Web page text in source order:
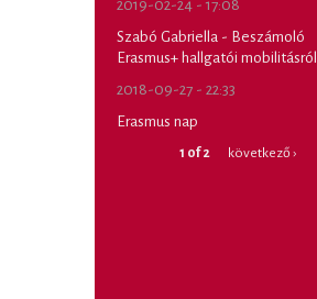
2019-02-24 - 17:08
Szabó Gabriella - Beszámoló
Erasmus+ hallgatói mobilitásról
2018-09-27 - 22:33
Erasmus nap
1 of 2 következő ›